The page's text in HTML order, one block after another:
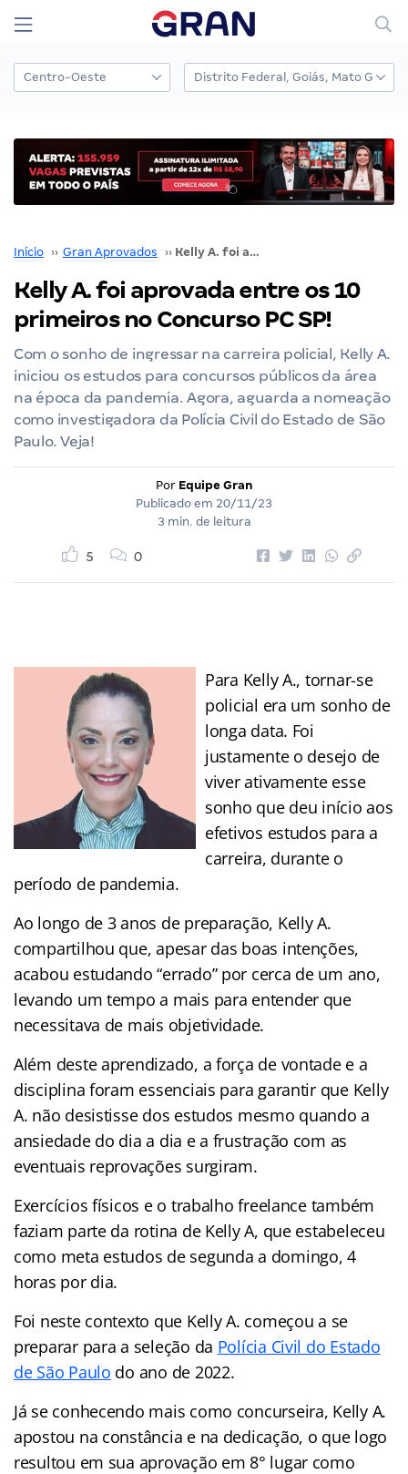
Início ›› Gran Aprovados ›› Kelly A. foi aprovada entre os 10 primeiros no Concurso PC SP!
Kelly A. foi aprovada entre os 10
primeiros no Concurso PC SP!
Com o sonho de ingressar na carreira policial, Kelly A.
iniciou os estudos para concursos públicos da área
na época da pandemia. Agora, aguarda a nomeação
como investigadora da Polícia Civil do Estado de São
Paulo. Veja!
Por Equipe Gran
Publicado em 20/11/23
3 min. de leitura
5 0
Para Kelly A., tornar-se
policial era um sonho de
longa data. Foi
justamente o desejo de
viver ativamente esse
sonho que deu início aos
efetivos estudos para a
carreira, durante o
período de pandemia.
Ao longo de 3 anos de preparação, Kelly A.
compartilhou que, apesar das boas intenções,
acabou estudando “errado” por cerca de um ano,
levando um tempo a mais para entender que
necessitava de mais objetividade.
Além deste aprendizado, a força de vontade e a
disciplina foram essenciais para garantir que Kelly
A. não desistisse dos estudos mesmo quando a
ansiedade do dia a dia e a frustração com as
eventuais reprovações surgiram.
Exercícios físicos e o trabalho freelance também
faziam parte da rotina de Kelly A, que estabeleceu
como meta estudos de segunda a domingo, 4
horas por dia.
Foi neste contexto que Kelly A. começou a se
preparar para a seleção da Polícia Civil do Estado
de São Paulo do ano de 2022.
Já se conhecendo mais como concurseira, Kelly A.
apostou na constância e na dedicação, o que logo
resultou em sua aprovação em 8° lugar como